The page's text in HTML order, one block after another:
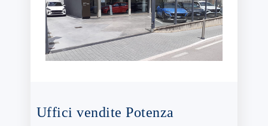
Uffici vendite Potenza